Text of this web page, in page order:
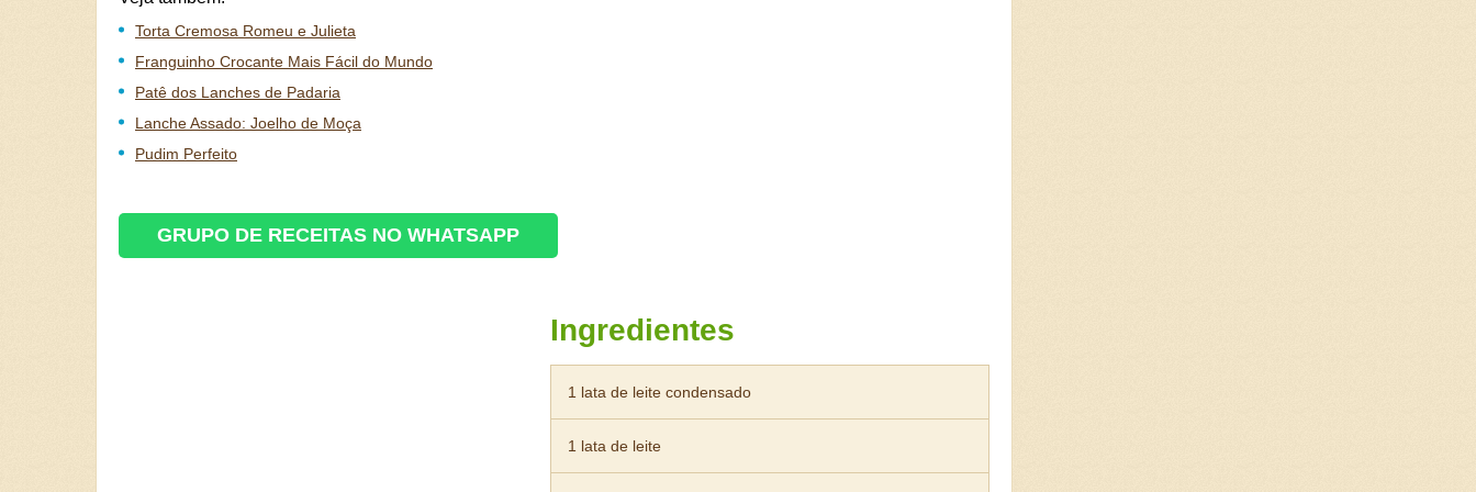
Torta Cremosa Romeu e Julieta
Franguinho Crocante Mais Fácil do Mundo
Patê dos Lanches de Padaria
Lanche Assado: Joelho de Moça
Pudim Perfeito
GRUPO DE RECEITAS NO WHATSAPP
Ingredientes
1 lata de leite condensado
1 lata de leite